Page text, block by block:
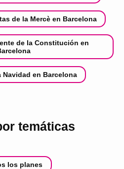
de la Mercè en Barcelona
de la Constitución en
Navidad en Barcelona
temáticas
los planes